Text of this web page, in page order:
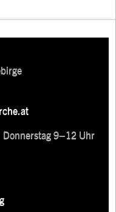
9–12 Uhr